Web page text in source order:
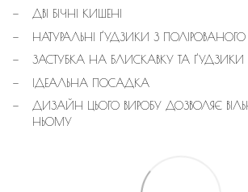
ДВІ БІЧНІ КИШЕНІ
НАТУРАЛЬНІ ҐУДЗИКИ З
ЗАСТУБКА НА БЛИСКАВКУ ТА ҐУДЗИКИ
ІДЕАЛЬНА ПОСАДКА
ДИЗАЙН ЦЬОГО ВИРОБУ ДОЗВОЛЯЄ
НЬОМУ